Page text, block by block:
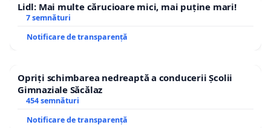
Lidl: Mai multe cărucioare mici, mai puține mari!
7 semnături
Notificare de transparență
Opriți schimbarea nedreaptă a conducerii Școlii
Gimnaziale Săcălaz
454 semnături
Notificare de transparență